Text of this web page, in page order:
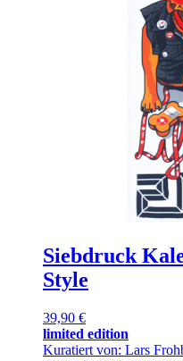
Siebdruck
Style
39,90 €
limited edition
Kuratiert von: Lars